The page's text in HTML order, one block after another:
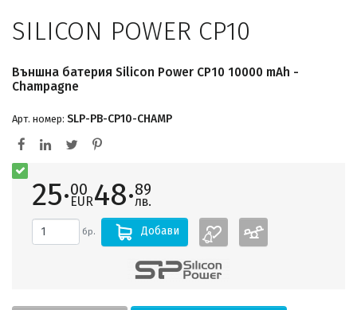
SILICON POWER CP10
Външна батерия Silicon Power CP10 10000 mAh -
Champagne
Арт. номер: SLP-PB-CP10-CHAMP
25·00
EUR48·89
лв.
бр. Добави